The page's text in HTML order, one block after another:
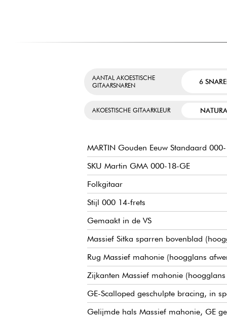
AANTAL AKOESTISCHE
GITAARSNAREN
6
AKOESTISCHE GITAARKLEUR
MARTIN Gouden Eeuw Standaard
SKU Martin GMA 000-18-GE
Folkgitaar
Stijl 000 14-frets
Gemaakt in de VS
Massief Sitka sparren bovenblad
Rug Massief mahonie (hoogglans
Zijkanten Massief mahonie
GE-Scalloped geschulpte bracing, in
Gelijmde hals Massief mahonie, GE